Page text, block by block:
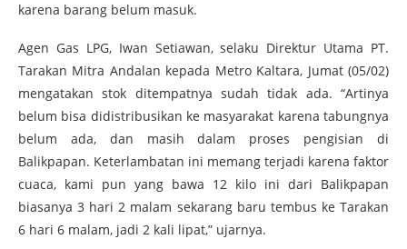
karena barang belum masuk.
Agen Gas LPG, Iwan Setiawan, selaku Direktur Utama PT.
Tarakan Mitra Andalan kepada Metro Kaltara, Jumat (05/02)
mengatakan stok ditempatnya sudah tidak ada. “Artinya
belum bisa didistribusikan ke masyarakat karena tabungnya
belum ada, dan masih dalam proses pengisian di
Balikpapan. Keterlambatan ini memang terjadi karena faktor
cuaca, kami pun yang bawa 12 kilo ini dari Balikpapan
biasanya 3 hari 2 malam sekarang baru tembus ke Tarakan
6 hari 6 malam, jadi 2 kali lipat,” ujarnya.